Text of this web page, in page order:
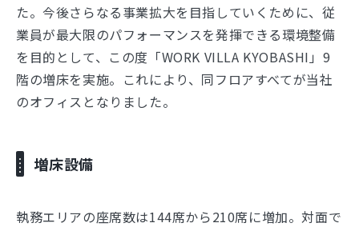
た。今後さらなる事業拡大を目指していくために、従
業員が最大限のパフォーマンスを発揮できる環境整備
を目的として、この度「WORK VILLA KYOBASHI」9
階の増床を実施。これにより、同フロアすべてが当社
のオフィスとなりました。
増床設備
執務エリアの座席数は144席から210席に増加。対面で